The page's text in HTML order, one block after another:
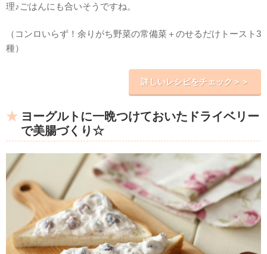
理♪ごはんにも合いそうですね。
（コンロいらず！余りがち野菜の常備菜＋のせるだけトースト3
種）
詳しいレシピをチェック＞＞
ヨーグルトに一晩つけておいたドライベリー
で美腸づくり☆